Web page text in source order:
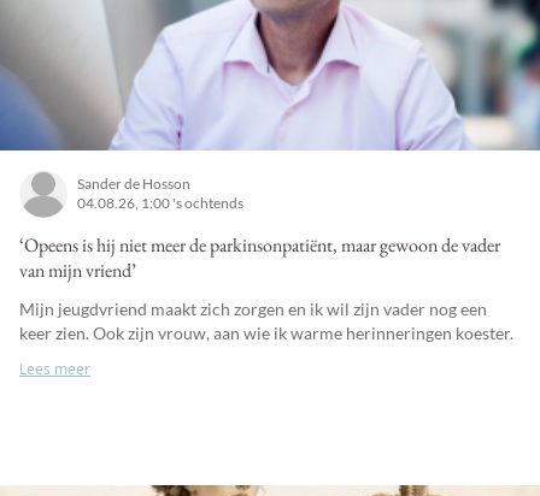
Sander de Hosson
04.08.26, 1:00 's ochtends
‘Opeens is hij niet meer de parkinsonpatiënt, maar gewoon de vader
van mijn vriend’
Mijn jeugdvriend maakt zich zorgen en ik wil zijn vader nog een
keer zien. Ook zijn vrouw, aan wie ik warme herinneringen koester.
Lees meer